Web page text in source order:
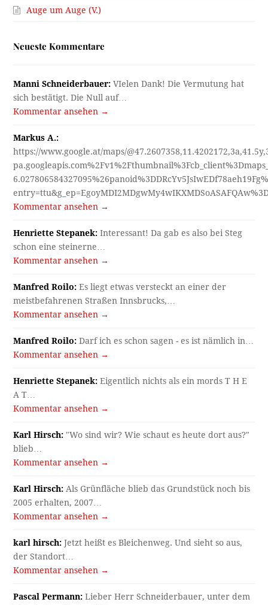
Auge um Auge (V.)
Neueste Kommentare
Manni Schneiderbauer: VIelen Dank! Die Vermutung hat
sich bestätigt. Die Null auf…
Kommentar ansehen →
Markus A.:
https://www.google.at/maps/
Kommentar ansehen →
Henriette Stepanek: Interessant! Da gab es also bei Steg
schon eine steinerne…
Kommentar ansehen →
Manfred Roilo: Es liegt etwas versteckt an einer der
meistbefahrenen Straßen Innsbrucks,…
Kommentar ansehen →
Manfred Roilo: Darf ich es schon sagen - es ist nämlich in…
Kommentar ansehen →
Henriette Stepanek: Eigentlich nichts als ein mords T H E
A T…
Kommentar ansehen →
Karl Hirsch: "Wo sind wir? Wie schaut es heute dort aus?"
blieb…
Kommentar ansehen →
Karl Hirsch: Als Grünfläche blieb das Grundstück noch bis
2005 erhalten, 2007…
Kommentar ansehen →
karl hirsch: Jetzt heißt es Bleichenweg. Und sieht so aus,
der Standort…
Kommentar ansehen →
Pascal Permann: Lieber Herr Schneiderbauer, unter dem